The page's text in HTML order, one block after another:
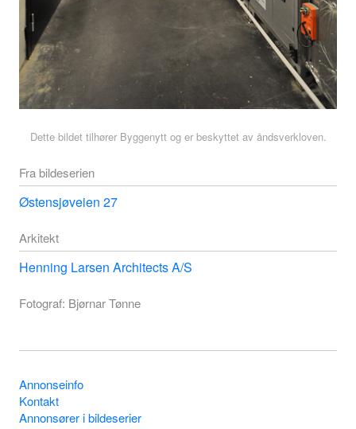
Dette bildet tilhører Byggenytt og er beskyttet av åndsverkloven.
Fra bildeserien
Østensjøveien 27
Arkitekt
Henning Larsen Architects A/S
Fotograf: Bjørnar Tønne
Annonseinfo
Kontakt
Annonsører i bildeserier